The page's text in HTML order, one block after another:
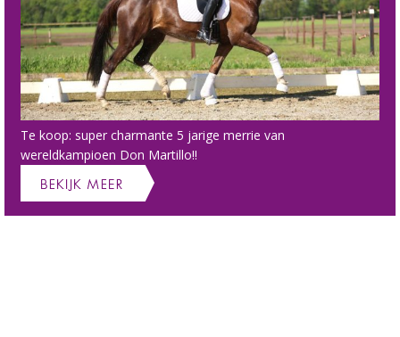
Te koop: super charmante 5 jarige merrie van
wereldkampioen Don Martillo!!